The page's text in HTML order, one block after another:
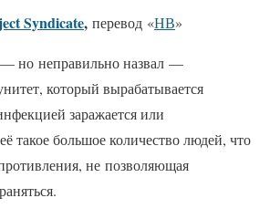
Syndicate, перевод «НВ»
но неправильно назвал —
который вырабатывается
заражается или
такое большое количество людей, что
не позволяющая